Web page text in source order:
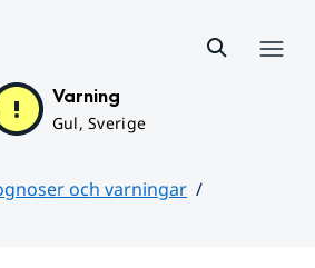
Varning
Gul, Sverige
och varningar